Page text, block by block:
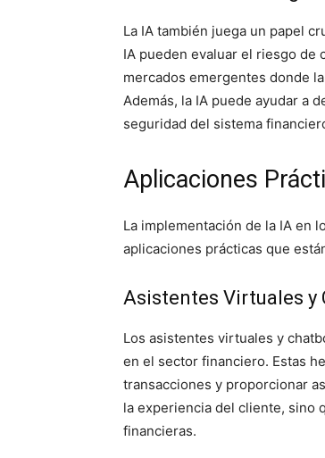
La IA también juega un papel
IA pueden evaluar el riesgo de
mercados emergentes donde
Además, la IA puede ayudar a
seguridad del sistema
Aplicaciones
La implementación de la IA en
aplicaciones prácticas que
Asistentes Virtuales y
Los asistentes virtuales y
en el sector financiero. Estas
transacciones y proporcionar
la experiencia del cliente, sino
financieras.